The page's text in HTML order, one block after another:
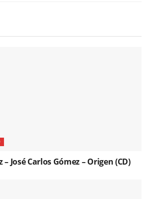
– José Carlos Gómez – Origen (CD)